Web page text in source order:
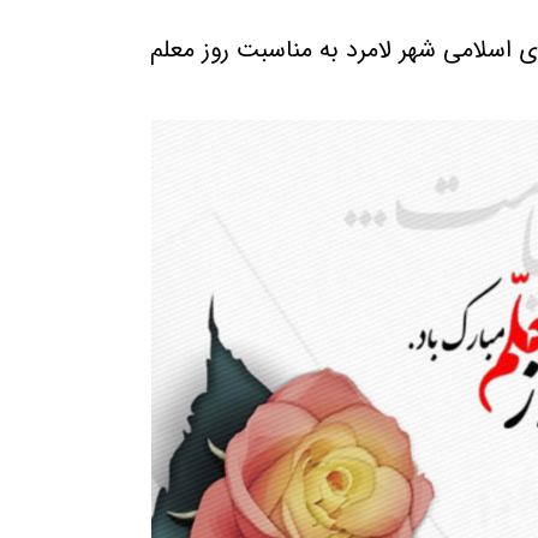
شهر لامرد به مناسبت روز معلم